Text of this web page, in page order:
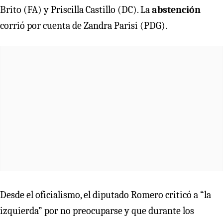
Brito (FA) y Priscilla Castillo (DC). Laabstención
corrió por cuenta de Zandra Parisi (PDG).
Desde el oficialismo, el diputado Romero criticó a “la
izquierda” por no preocuparse y que durante los